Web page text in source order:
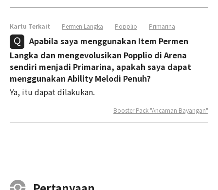
Kartu Terkait Permen Langka Popplio Primarina
Apabila saya menggunakan Item Permen
Langka dan mengevolusikan Popplio di Arena
sendiri menjadi Primarina, apakah saya dapat
menggunakan Ability Melodi Penuh?
Ya, itu dapat dilakukan.
Booster Pack "Ancaman Bayangan"